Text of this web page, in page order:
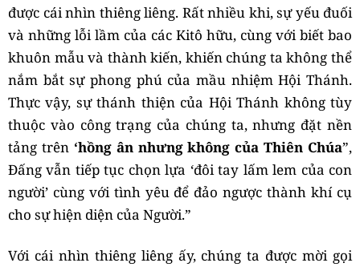
được cái nhìn thiêng liêng. Rất nhiều khi, sự yếu đuối
và những lỗi lầm của các Kitô hữu, cùng với biết bao
khuôn mẫu và thành kiến, khiến chúng ta không thể
nắm bắt sự phong phú của mầu nhiệm Hội Thánh.
Thực vậy, sự thánh thiện của Hội Thánh không tùy
thuộc vào công trạng của chúng ta, nhưng đặt nền
tảng trên ‘hồng ân nhưng không của Thiên Chúa”,
Đấng vẫn tiếp tục chọn lựa ‘đôi tay lấm lem của con
người’ cùng với tình yêu để đảo ngược thành khí cụ
cho sự hiện diện của Người.”
Với cái nhìn thiêng liêng ấy, chúng ta được mời gọi